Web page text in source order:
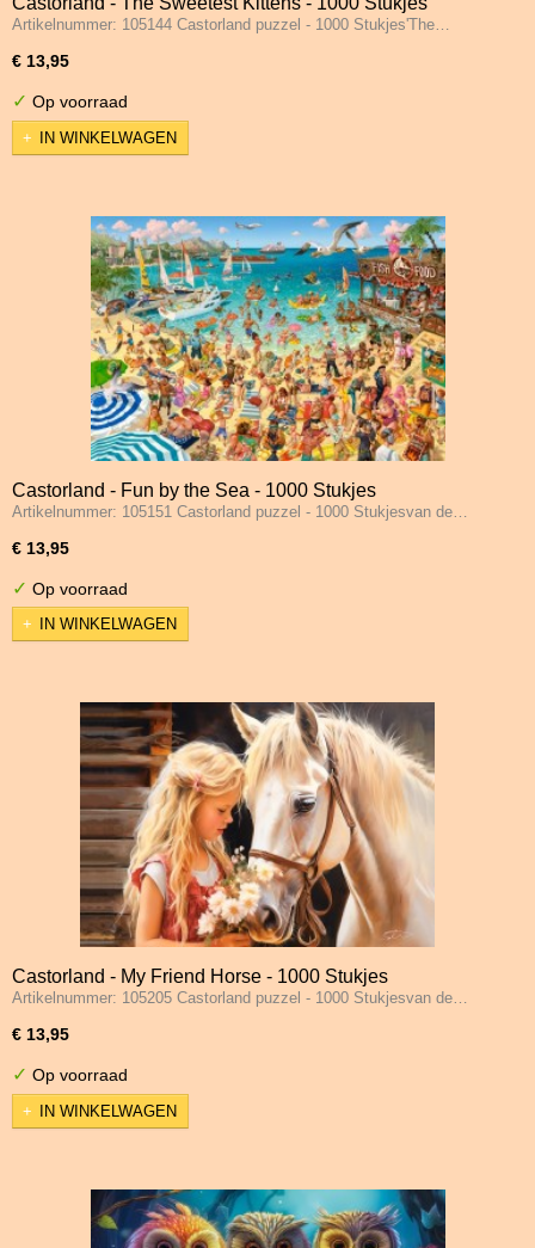
Artikelnummer: 105144 Castorland puzzel - 1000 Stukjes'The…
€ 13,95
✓ Op voorraad
IN WINKELWAGEN
Castorland - Fun by the Sea - 1000 Stukjes
Artikelnummer: 105151 Castorland puzzel - 1000 Stukjesvan de…
€ 13,95
✓ Op voorraad
IN WINKELWAGEN
Castorland - My Friend Horse - 1000 Stukjes
Artikelnummer: 105205 Castorland puzzel - 1000 Stukjesvan de…
€ 13,95
✓ Op voorraad
IN WINKELWAGEN